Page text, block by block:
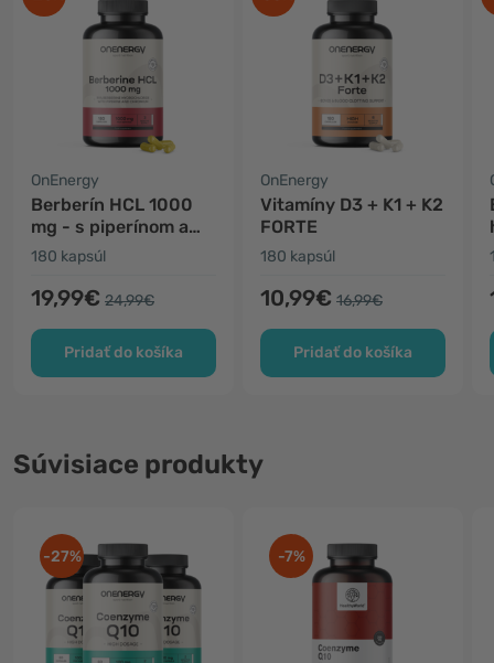
OnEnergy
Berberín HCL 1000
mg - s piperínom a
chrómom
180 kapsúl
19,99€ 24,99€
Pridať do košíka
OnEnergy
Vitamíny D3 + K1 + K2
FORTE
180 kapsúl
10,99€ 16,99€
Pridať do košíka
Súvisiace produkty
-27% -7%